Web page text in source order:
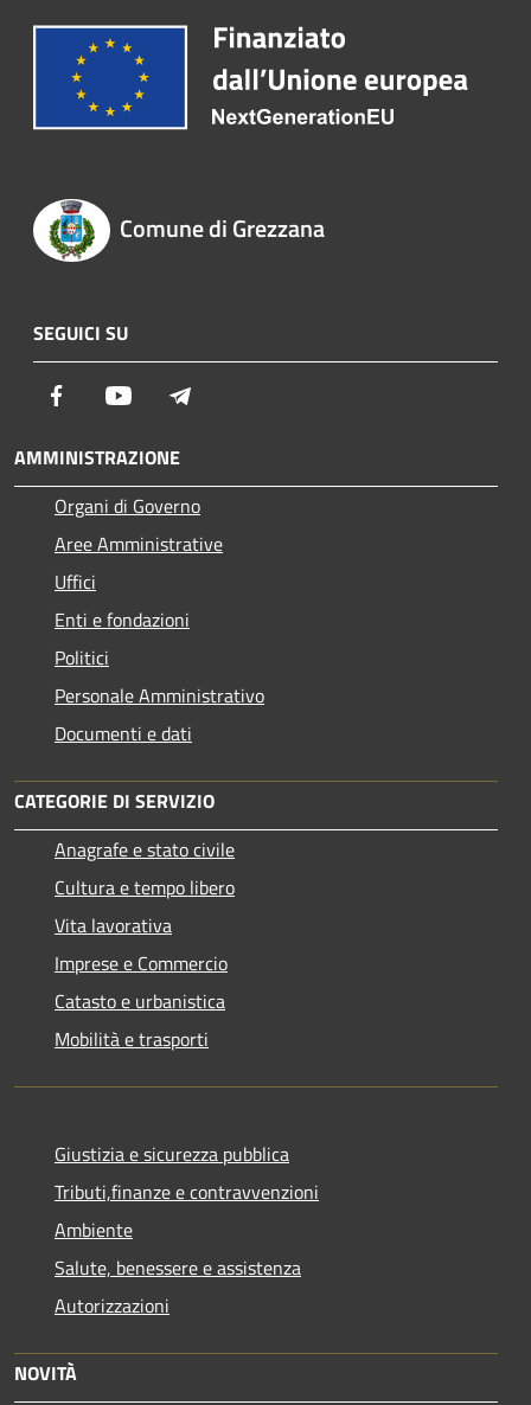
Comune di Grezzana
SEGUICI SU
Facebook Youtube
AMMINISTRAZIONE
Organi di Governo
Aree Amministrative
Uffici
Enti e fondazioni
Politici
Personale Amministrativo
Documenti e dati
CATEGORIE DI SERVIZIO
Anagrafe e stato civile
Cultura e tempo libero
Vita lavorativa
Imprese e Commercio
Catasto e urbanistica
Mobilità e trasporti
Giustizia e sicurezza pubblica
Tributi,finanze e contravvenzioni
Ambiente
Salute, benessere e assistenza
Autorizzazioni
NOVITÀ